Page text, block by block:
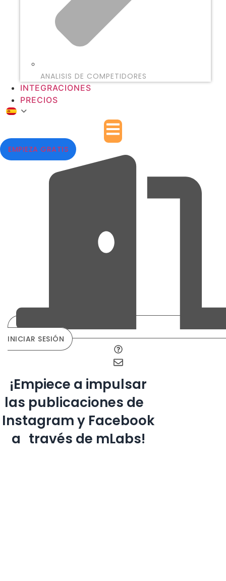
ANALISIS DE COMPETIDORES
INTEGRACIONES
PRECIOS
EMPIEZA GRATIS
INICIAR SESIÓN
¡Empiece a impulsar
las publicaciones de
Instagram y Facebook
a través de mLabs!